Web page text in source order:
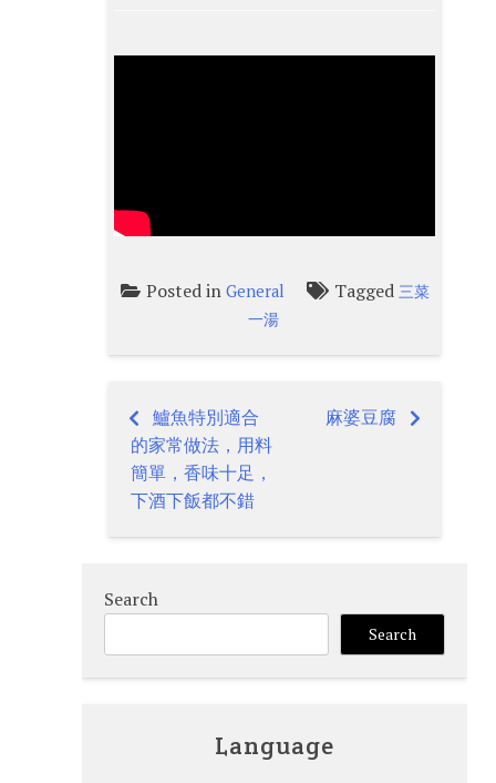
Posted in General Tagged 三菜
一湯
Post
navigation
鱸魚特別適合
的家常做法，用料
簡單，香味十足，
下酒下飯都不錯
麻婆豆腐
Search
Search
Language